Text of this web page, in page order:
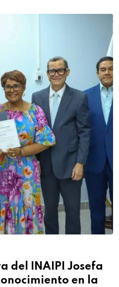
del INAIPI Josefa
en la